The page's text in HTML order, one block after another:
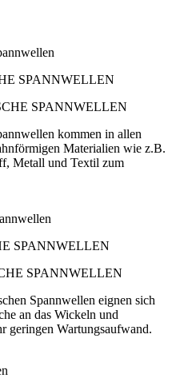
SPANNWELLEN
kommen in allen
Materialien wie z.B.
Metall und Textil zum
SPANNWELLEN
Spannwellen eignen sich
an das Wickeln und
geringen Wartungsaufwand.